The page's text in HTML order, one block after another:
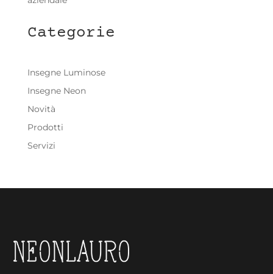
Categorie
Insegne Luminose
Insegne Neon
Novità
Prodotti
Servizi